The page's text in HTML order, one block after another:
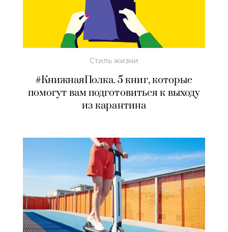
Стиль жизни
#КнижнаяПолка. 5 книг, которые
помогут вам подготовиться к выходу
из карантина